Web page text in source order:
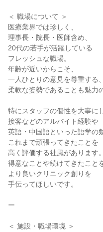
＜ 職場について ＞
医療業界では珍しく、
理事長・院長・医師含め、
20代の若手が活躍している
フレッシュな職場。
年齢が近いからこそ、
一人ひとりの意見を尊重する、
柔軟な姿勢であることも魅力
特にスタッフの個性を大事に
接客などのアルバイト経験や
英語・中国語といった語学の
これまで頑張ってきたことを
高く評価する社風があります。
得意なことや続けてきたこと
より良いクリニック創りを
手伝ってほしいです。
ー
＜ 施設・職場環境 ＞